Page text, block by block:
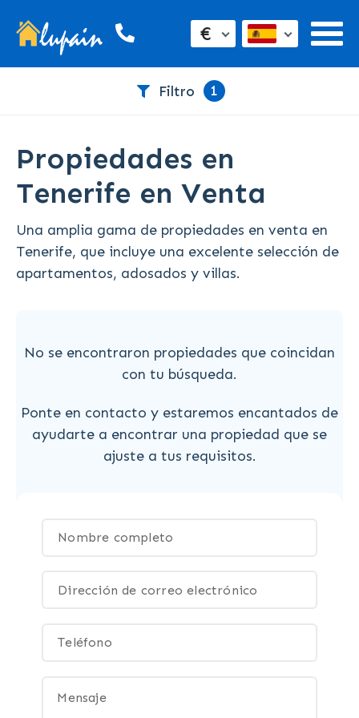
€
Filtro 1
Propiedades en
Tenerife en Venta
Una amplia gama de propiedades en venta en
Tenerife, que incluye una excelente selección de
apartamentos, adosados y villas.
No se encontraron propiedades que coincidan
con tu búsqueda.
Ponte en contacto y estaremos encantados de
ayudarte a encontrar una propiedad que se
ajuste a tus requisitos.